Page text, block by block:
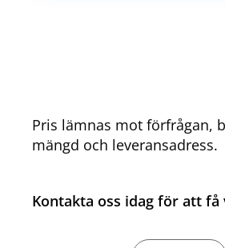
Pris lämnas mot förfrågan,
mängd och leveransadress.
Kontakta oss idag för att få